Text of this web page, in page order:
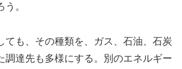
。
ても、その種類を、ガス、石油、石炭
調達先も多様にする。別のエネルギー